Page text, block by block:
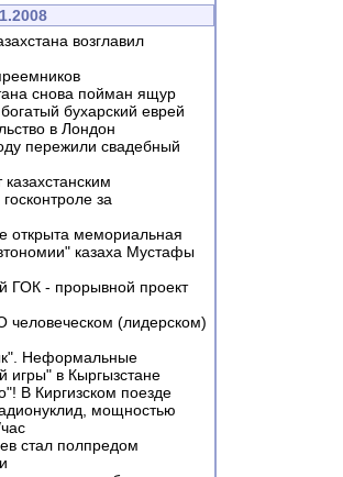
возглавил
снова пойман ящур
бухарский еврей
в Лондон
пережили свадебный
за
открыта мемориальная
казаха Мустафы
ГОК - прорывной проект
(лидерском)
Неформальные
игры" в Кыргызстане
В Киргизском поезде
мощностью
стал полпредом